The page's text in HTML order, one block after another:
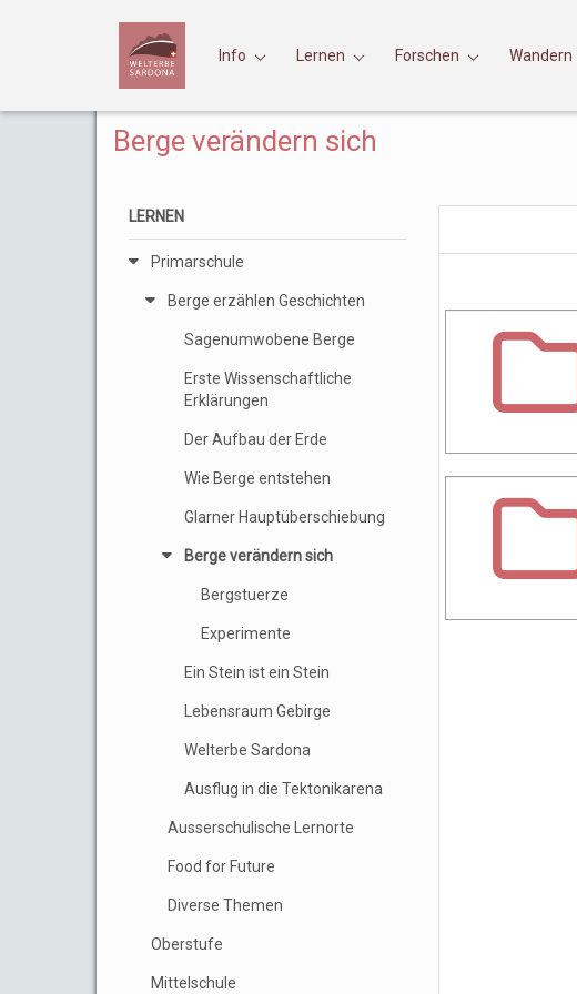
Info Lernen Forschen Wandern
Berge verändern sich
LERNEN
Primarschule
Berge erzählen Geschichten
Sagenumwobene Berge
Erste Wissenschaftliche
Erklärungen
Der Aufbau der Erde
Wie Berge entstehen
Glarner Hauptüberschiebung
Berge verändern sich
Bergstuerze
Experimente
Ein Stein ist ein Stein
Lebensraum Gebirge
Welterbe Sardona
Ausflug in die Tektonikarena
Ausserschulische Lernorte
Food for Future
Diverse Themen
Oberstufe
Mittelschule